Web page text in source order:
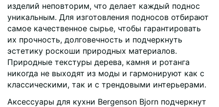
изделий неповторим, что делает каждый поднос
уникальным. Для изготовления подносов отбирают
самое качественное сырье, чтобы гарантировать
их прочность, долговечность и подчеркнуть
эстетику роскоши природных материалов.
Природные текстуры дерева, камня и ротанга
никогда не выходят из моды и гармонируют как с
классическими, так и с трендовыми интерьерами.
Аксессуары для кухни Bergenson Bjorn подчеркнут